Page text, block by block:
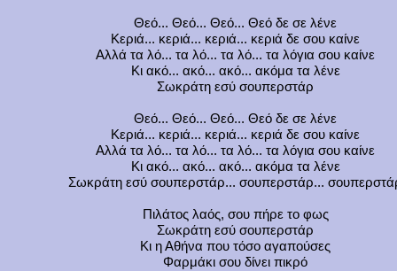
Θεό... Θεό... Θεό... Θεό δε σε λένε
Κεριά... κεριά... κεριά... κεριά δε σου καίνε
Αλλά τα λό... τα λό... τα λό... τα λόγια σου καίνε
Κι ακό... ακό... ακό... ακόμα τα λένε
Σωκράτη εσύ σουπερστάρ
Θεό... Θεό... Θεό... Θεό δε σε λένε
Κεριά... κεριά... κεριά... κεριά δε σου καίνε
Αλλά τα λό... τα λό... τα λό... τα λόγια σου καίνε
Κι ακό... ακό... ακό... ακόμα τα λένε
Σωκράτη εσύ σουπερστάρ... σουπερστάρ...
Πιλάτος λαός, σου πήρε το φως
Σωκράτη εσύ σουπερστάρ
Κι η Αθήνα που τόσο αγαπούσες
Φαρμάκι σου δίνει πικρό